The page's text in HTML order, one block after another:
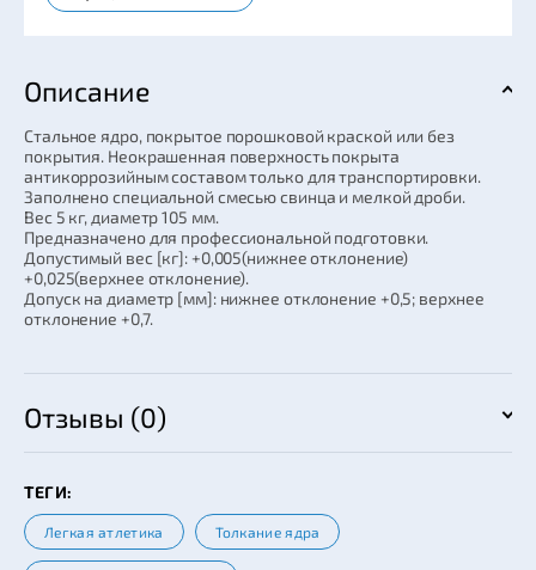
Описание
Стальное ядро, покрытое порошковой краской или без
покрытия. Неокрашенная поверхность покрыта
антикоррозийным составом только для транспортировки.
Заполнено специальной смесью свинца и мелкой дроби.
Вес 5 кг, диаметр 105 мм.
Предназначено для профессиональной подготовки.
Допустимый вес [кг]: +0,005(нижнее отклонение)
+0,025(верхнее отклонение).
Допуск на диаметр [мм]: нижнее отклонение +0,5; верхнее
отклонение +0,7.
Отзывы (0)
ТЕГИ:
Легкая атлетика Толкание ядра